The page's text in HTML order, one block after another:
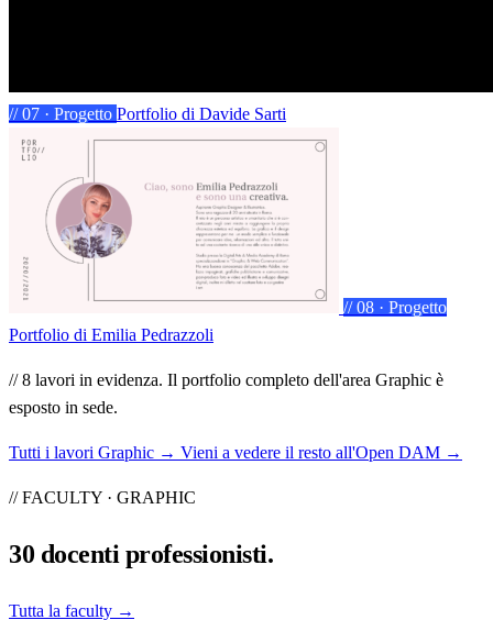
// 07 · Progetto Portfolio di Davide Sarti
// 08 · Progetto
Portfolio di Emilia Pedrazzoli
// 8 lavori in evidenza. Il portfolio completo dell'area Graphic è
esposto in sede.
Tutti i lavori Graphic → Vieni a vedere il resto all'Open DAM →
// FACULTY · GRAPHIC
30 docenti professionisti.
Tutta la faculty →